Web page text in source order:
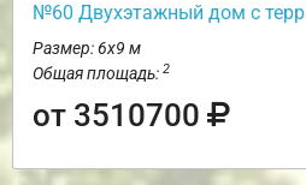
№60 Двухэтажный дом с
Размер: 6х9 м
Общая площадь: 2
от 3510700